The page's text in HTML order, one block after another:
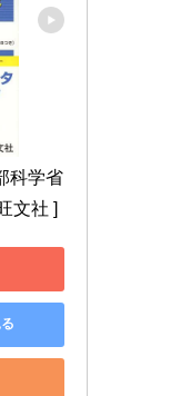
科学省
文社 ]